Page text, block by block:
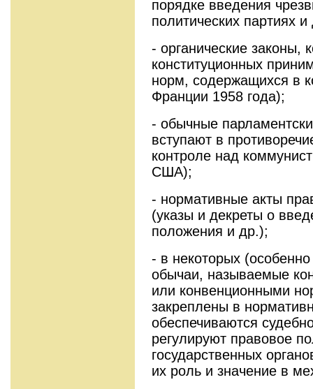
порядке введения
политических партиях
- органические законы,
конституционных
норм, содержащихся в
Франции 1958 года);
- обычные
вступают в
контроле над
США);
- нормативные акты
(указы и декреты о
положения и др.);
- в некоторых (особенно
обычаи, называемые
или конвенционными
закреплены в
обеспечиваются
регулируют правовое
государственных
их роль и значение в